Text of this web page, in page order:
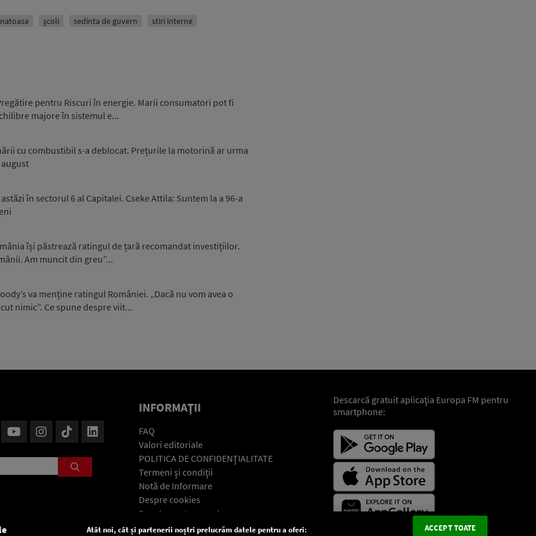
şcoli sedinta de guvern stiri interne
pentru Riscuri în energie. Marii consumatori pot fi
majore în sistemul e...
cu combustibil s-a deblocat. Prețurile la motorină ar urma
în sectorul 6 al Capitalei. Cseke Attila: Suntem la a 96-a
își păstrează ratingul de țară recomandat investițiilor.
Am muncit din greu”...
va menține ratingul României. „Dacă nu vom avea o
nimic”. Ce spune despre viit...
INFORMAŢII
FAQ
Valori editoriale
POLITICA DE CONFIDENŢIALITATE
Termeni şi condiţii
Notă de Informare
Despre cookies
Regulament general
GDPR
Descarcă gratuit aplicaţia Europa FM pentru
smartphone:
Atât noi, cât și partenerii noștri prelucrăm datele pentru a oferi: ACCEPT TOATE